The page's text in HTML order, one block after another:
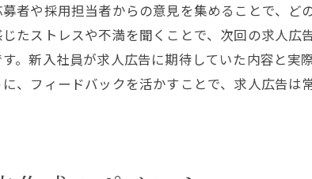
ースの構築
人広告の実践テクニック
適な選定
ト
者や採用担当者からの意見を集めることで、ど
たストレスや不満を聞くことで、次回の求人広
。新入社員が求人広告に期待していた内容と実
、フィードバックを活かすことで、求人広告は